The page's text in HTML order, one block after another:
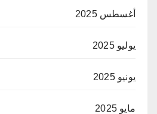
أغسطس 2025
يوليو 2025
يونيو 2025
مايو 2025